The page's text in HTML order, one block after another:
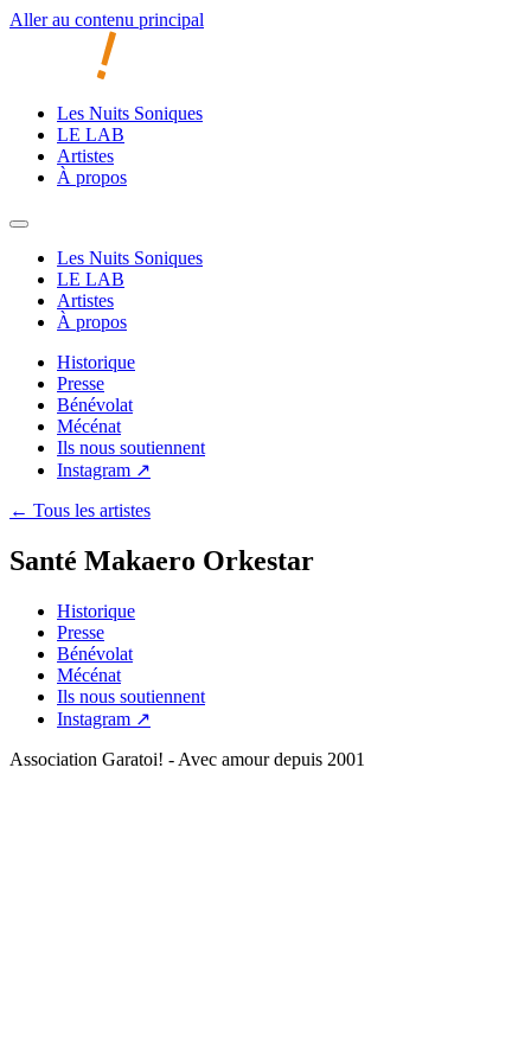
Aller au contenu principal
Les Nuits Soniques
LE LAB
Artistes
À propos
Les Nuits Soniques
LE LAB
Artistes
À propos
Historique
Presse
Bénévolat
Mécénat
Ils nous soutiennent
Instagram ↗
← Tous les artistes
Santé Makaero Orkestar
Historique
Presse
Bénévolat
Mécénat
Ils nous soutiennent
Instagram ↗
Association Garatoi! - Avec amour depuis 2001